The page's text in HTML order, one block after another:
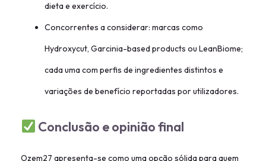
dieta e exercício.
Concorrentes a considerar: marcas como
Hydroxycut, Garcinia-based products ou LeanBiome;
cada uma com perfis de ingredientes distintos e
variações de benefício reportadas por utilizadores.
Conclusão e opinião final
Ozem27 apresenta-se como uma opção sólida para quem